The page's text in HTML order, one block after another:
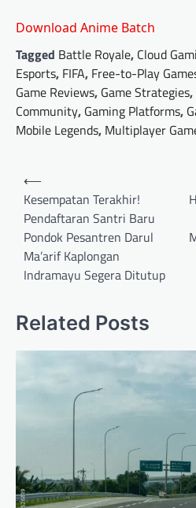
Download Anime Batch
Tagged Battle Royale, Cloud
Esports, FIFA, Free-to-Play
Game Reviews, Game Strategies,
Community, Gaming Platforms,
Mobile Legends, Multiplayer
Post
navigation
⟵
Kesempatan Terakhir!
Pendaftaran Santri Baru
Pondok Pesantren Darul
Ma’arif Kaplongan
Indramayu Segera Ditutup
Related Posts